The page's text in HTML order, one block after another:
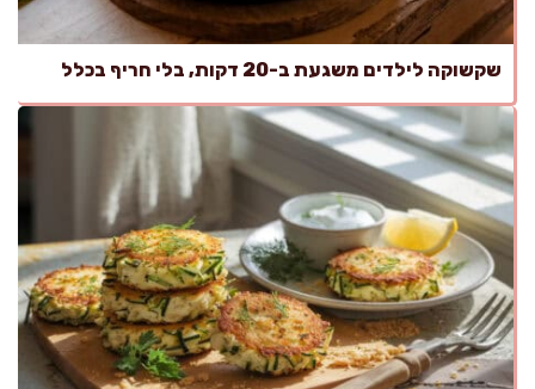
שקשוקה לילדים משגעת ב-20 דקות, בלי חריף בכלל